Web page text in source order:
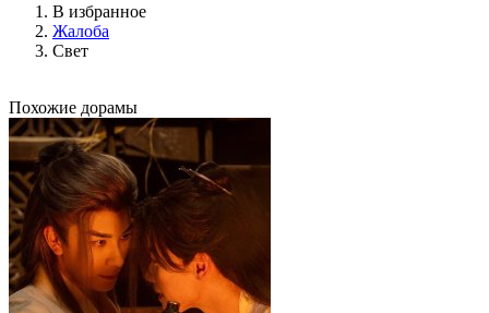
В избранное
Жалоба
Свет
Похожие дорамы